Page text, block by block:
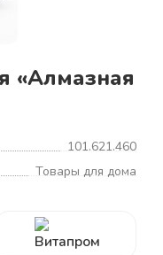
«Алмазная
101.621.460
Товары для дома